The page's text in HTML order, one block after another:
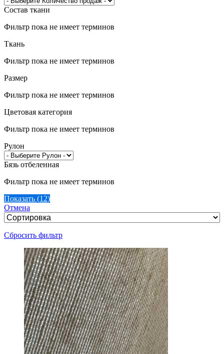
Состав ткани
Фильтр пока не имеет терминов
Ткань
Фильтр пока не имеет терминов
Размер
Фильтр пока не имеет терминов
Цветовая категория
Фильтр пока не имеет терминов
Рулон
Бязь отбеленная
Фильтр пока не имеет терминов
Показать (12)
Отмена
Сбросить фильтр